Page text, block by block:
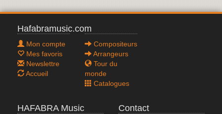
Hafabramusic.com
Mon compte
Mes favoris
Newslettre
Accueil
Compositeurs
Arrangeurs
Tour du
monde
Catalogues
HAFABRA Music Contact